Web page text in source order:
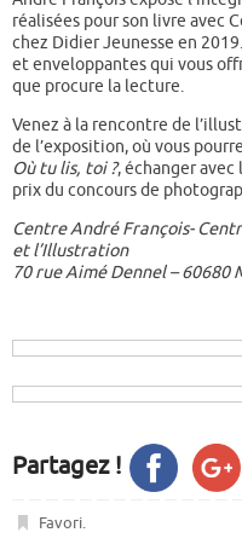
réalisées pour son livre avec
chez Didier Jeunesse en
et enveloppantes qui vous
que procure la lecture.
Venez à la rencontre de
de l’exposition, où vous
Où tu lis, toi ?, échanger avec
prix du concours de
Centre André François-
et l’Illustration
70 rue Aimé Dennel – 60680
Partagez !
Favori.